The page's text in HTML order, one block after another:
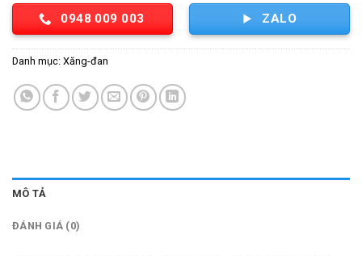
0948 009 003 ZALO
Danh mục: Xăng-đan
MÔ TẢ
ĐÁNH GIÁ (0)